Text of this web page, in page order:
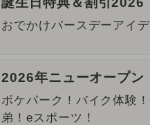
おでかけバースデーアイ
2026年ニューオープン
ポケパーク！バイク体験
弟！eスポーツ！